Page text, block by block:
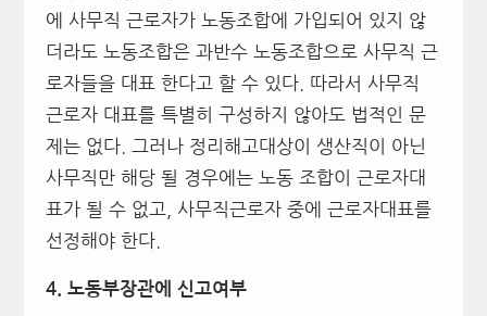
에 사무직 근로자가 노동조합에 가입되어 있지 않
더라도 노동조합은 과반수 노동조합으로 사무직 근
로자들을 대표 한다고 할 수 있다. 따라서 사무직
근로자 대표를 특별히 구성하지 않아도 법적인 문
제는 없다. 그러나 정리해고대상이 생산직이 아닌
사무직만 해당 될 경우에는 노동 조합이 근로자대
표가 될 수 없고, 사무직근로자 중에 근로자대표를
선정해야 한다.
4. 노동부장관에 신고여부